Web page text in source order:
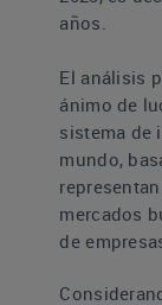
años.
El análisis
ánimo de
sistema de
mundo,
mercados
de